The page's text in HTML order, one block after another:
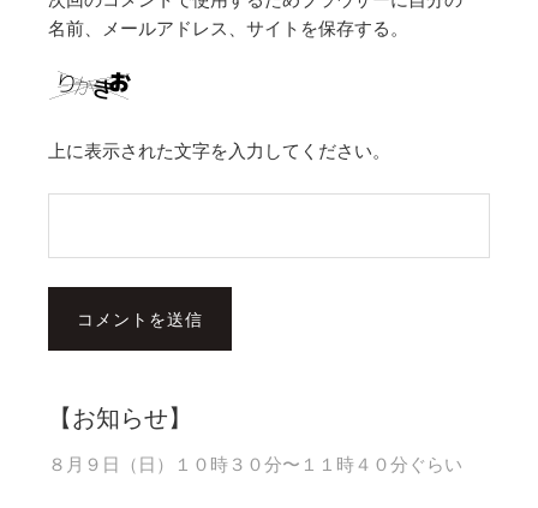
名前、メールアドレス、サイトを保存する。
上に表示された文字を入力してください。
【お知らせ】
８月９日（日）１０時３０分〜１１時４０分ぐらい